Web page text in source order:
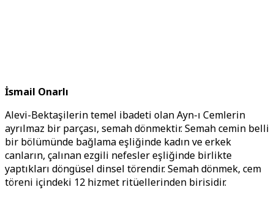
İsmail Onarlı
Alevi-Bektaşilerin temel ibadeti olan Ayn-ı Cemlerin
ayrılmaz bir parçası, semah dönmektir. Semah cemin belli
bir bölümünde bağlama eşliğinde kadın ve erkek
canların, çalınan ezgili nefesler eşliğinde birlikte
yaptıkları döngüsel dinsel törendir. Semah dönmek, cem
töreni içindeki 12 hizmet ritüellerinden birisidir.